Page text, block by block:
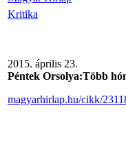
Kritika
2015. április 23.
Péntek Orsolya:Több
magyarhirlap.hu/cikk/